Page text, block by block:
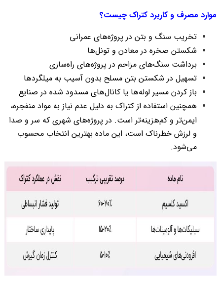
موارد مصرف و کاربرد کتراک چیست؟
تخریب سنگ و بتن در پروژه‌های عمرانی
شکستن صخره در معادن و تونل‌ها
برداشت سنگ‌های مزاحم در پروژه‌های راه‌سازی
تسهیل در شکستن بتن مسلح بدون آسیب به میلگردها
باز کردن مسیر لوله‌ها یا کانال‌های مسدود شده در صنایع
همچنین استفاده از کتراک به دلیل عدم نیاز به مواد منفجره،
ایمن‌تر و کم‌هزینه‌تر است. در پروژه‌های شهری که سر و صدا
و لرزش خطرناک است، این ماده بهترین انتخاب محسوب
می‌شود.